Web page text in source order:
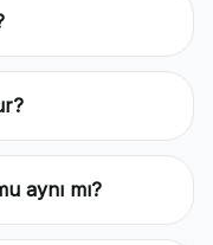
aynı mı?